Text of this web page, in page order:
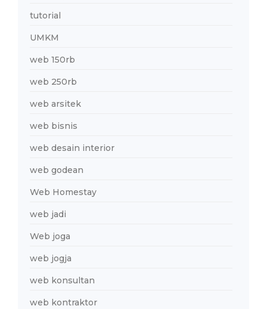
tutorial
UMKM
web 150rb
web 250rb
web arsitek
web bisnis
web desain interior
web godean
Web Homestay
web jadi
Web joga
web jogja
web konsultan
web kontraktor